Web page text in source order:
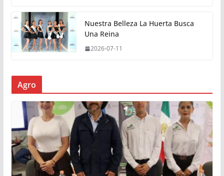
Nuestra Belleza La Huerta Busca
Una Reina
2026-07-11
Agro